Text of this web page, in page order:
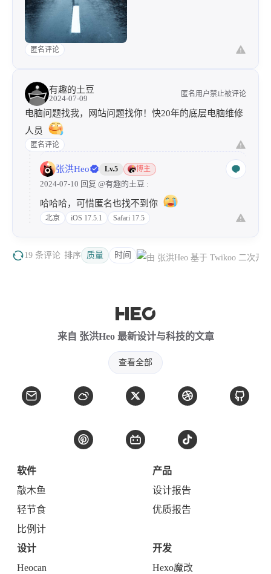
匿名评论
有趣的土豆
2024-07-09 匿名用户禁止被评论
电脑问题找我，网站问题找你！快20年的底层电脑维修
人员
匿名评论
张洪Heo Lv.5 博主
2024-07-10 回复 @有趣的土豆 :
哈哈哈，可惜匿名也找不到你
北京 iOS 17.5.1 Safari 17.5
19 条评论 排序 质量 时间
来自 张洪Heo 最新设计与科技的文章
查看全部
软件
敲木鱼
轻节食
比例计
产品
设计报告
优质报告
设计
Heocan
开发
Hexo魔改